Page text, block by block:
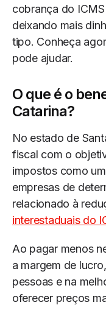
cobrança do
deixando mais
tipo. Conheça
pode ajudar.
O que é o
Catarina?
No estado de
fiscal com o
impostos como
empresas de
relacionado à
interestaduais do
Ao pagar menos
a margem de
pessoas e na
oferecer preços